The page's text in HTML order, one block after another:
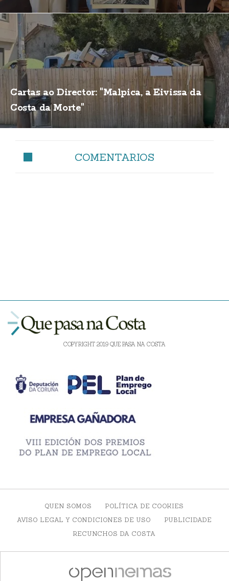
Cartas ao Director: "Malpica, a Eivissa da
Costa da Morte"
COMENTARIOS
COPYRIGHT 2019 QUE PASA NA COSTA
QUEN SOMOS
POLÍTICA DE COOKIES
AVISO LEGAL Y CONDICIONES DE USO
PUBLICIDADE
RECUNCHOS DA COSTA